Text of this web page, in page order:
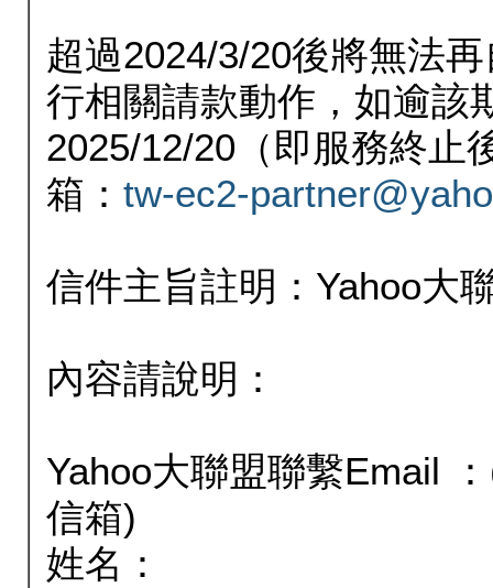
超過2024/3/20後將無法
行相關請款動作，如逾該
2025/12/20（即服務終止
箱： tw-ec2-
信件主旨註明：Yahoo大
內容請說明：
Yahoo大聯盟聯繫Email
信箱)
姓名：